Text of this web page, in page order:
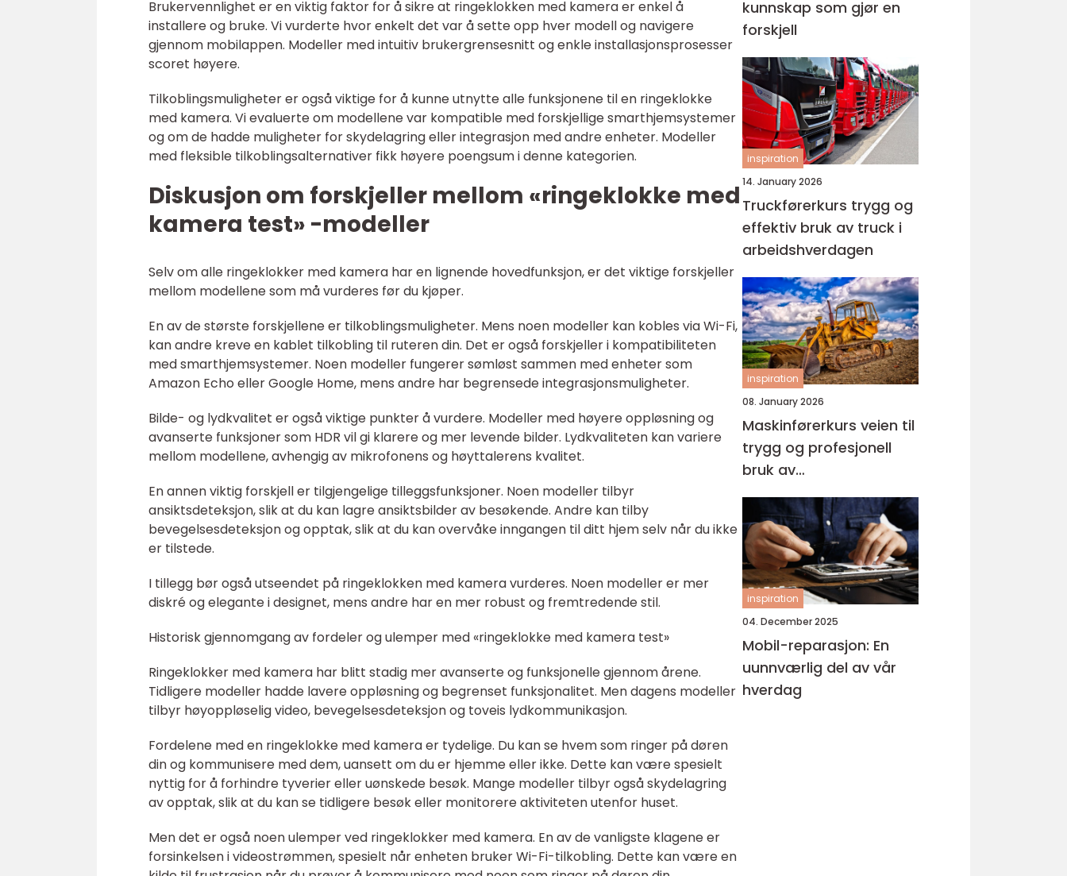
Brukervennlighet er en viktig faktor for å sikre at ringeklokken med kamera er enkel å
installere og bruke. Vi vurderte hvor enkelt det var å sette opp hver modell og navigere
gjennom mobilappen. Modeller med intuitiv brukergrensesnitt og enkle installasjonsprosesser
scoret høyere.
Tilkoblingsmuligheter er også viktige for å kunne utnytte alle funksjonene til en ringeklokke
med kamera. Vi evaluerte om modellene var kompatible med forskjellige smarthjemsystemer
og om de hadde muligheter for skydelagring eller integrasjon med andre enheter. Modeller
med fleksible tilkoblingsalternativer fikk høyere poengsum i denne kategorien.
Diskusjon om forskjeller mellom «ringeklokke med
kamera test» -modeller
Selv om alle ringeklokker med kamera har en lignende hovedfunksjon, er det viktige forskjeller
mellom modellene som må vurderes før du kjøper.
En av de største forskjellene er tilkoblingsmuligheter. Mens noen modeller kan kobles via Wi-Fi,
kan andre kreve en kablet tilkobling til ruteren din. Det er også forskjeller i kompatibiliteten
med smarthjemsystemer. Noen modeller fungerer sømløst sammen med enheter som
Amazon Echo eller Google Home, mens andre har begrensede integrasjonsmuligheter.
Bilde- og lydkvalitet er også viktige punkter å vurdere. Modeller med høyere oppløsning og
avanserte funksjoner som HDR vil gi klarere og mer levende bilder. Lydkvaliteten kan variere
mellom modellene, avhengig av mikrofonens og høyttalerens kvalitet.
En annen viktig forskjell er tilgjengelige tilleggsfunksjoner. Noen modeller tilbyr
ansiktsdeteksjon, slik at du kan lagre ansiktsbilder av besøkende. Andre kan tilby
bevegelsesdeteksjon og opptak, slik at du kan overvåke inngangen til ditt hjem selv når du ikke
er tilstede.
I tillegg bør også utseendet på ringeklokken med kamera vurderes. Noen modeller er mer
diskré og elegante i designet, mens andre har en mer robust og fremtredende stil.
Historisk gjennomgang av fordeler og ulemper med «ringeklokke med kamera test»
Ringeklokker med kamera har blitt stadig mer avanserte og funksjonelle gjennom årene.
Tidligere modeller hadde lavere oppløsning og begrenset funksjonalitet. Men dagens modeller
tilbyr høyoppløselig video, bevegelsesdeteksjon og toveis lydkommunikasjon.
Fordelene med en ringeklokke med kamera er tydelige. Du kan se hvem som ringer på døren
din og kommunisere med dem, uansett om du er hjemme eller ikke. Dette kan være spesielt
nyttig for å forhindre tyverier eller uønskede besøk. Mange modeller tilbyr også skydelagring
av opptak, slik at du kan se tidligere besøk eller monitorere aktiviteten utenfor huset.
Men det er også noen ulemper ved ringeklokker med kamera. En av de vanligste klagene er
forsinkelsen i videostrømmen, spesielt når enheten bruker Wi-Fi-tilkobling. Dette kan være en
kunnskap som gjør en
forskjell
inspiration
14. January 2026
Truckførerkurs trygg og
effektiv bruk av truck i
arbeidshverdagen
inspiration
08. January 2026
Maskinførerkurs veien til
trygg og profesjonell
bruk av
anleggsmaskiner
inspiration
04. December 2025
Mobil-reparasjon: En
uunnværlig del av vår
hverdag